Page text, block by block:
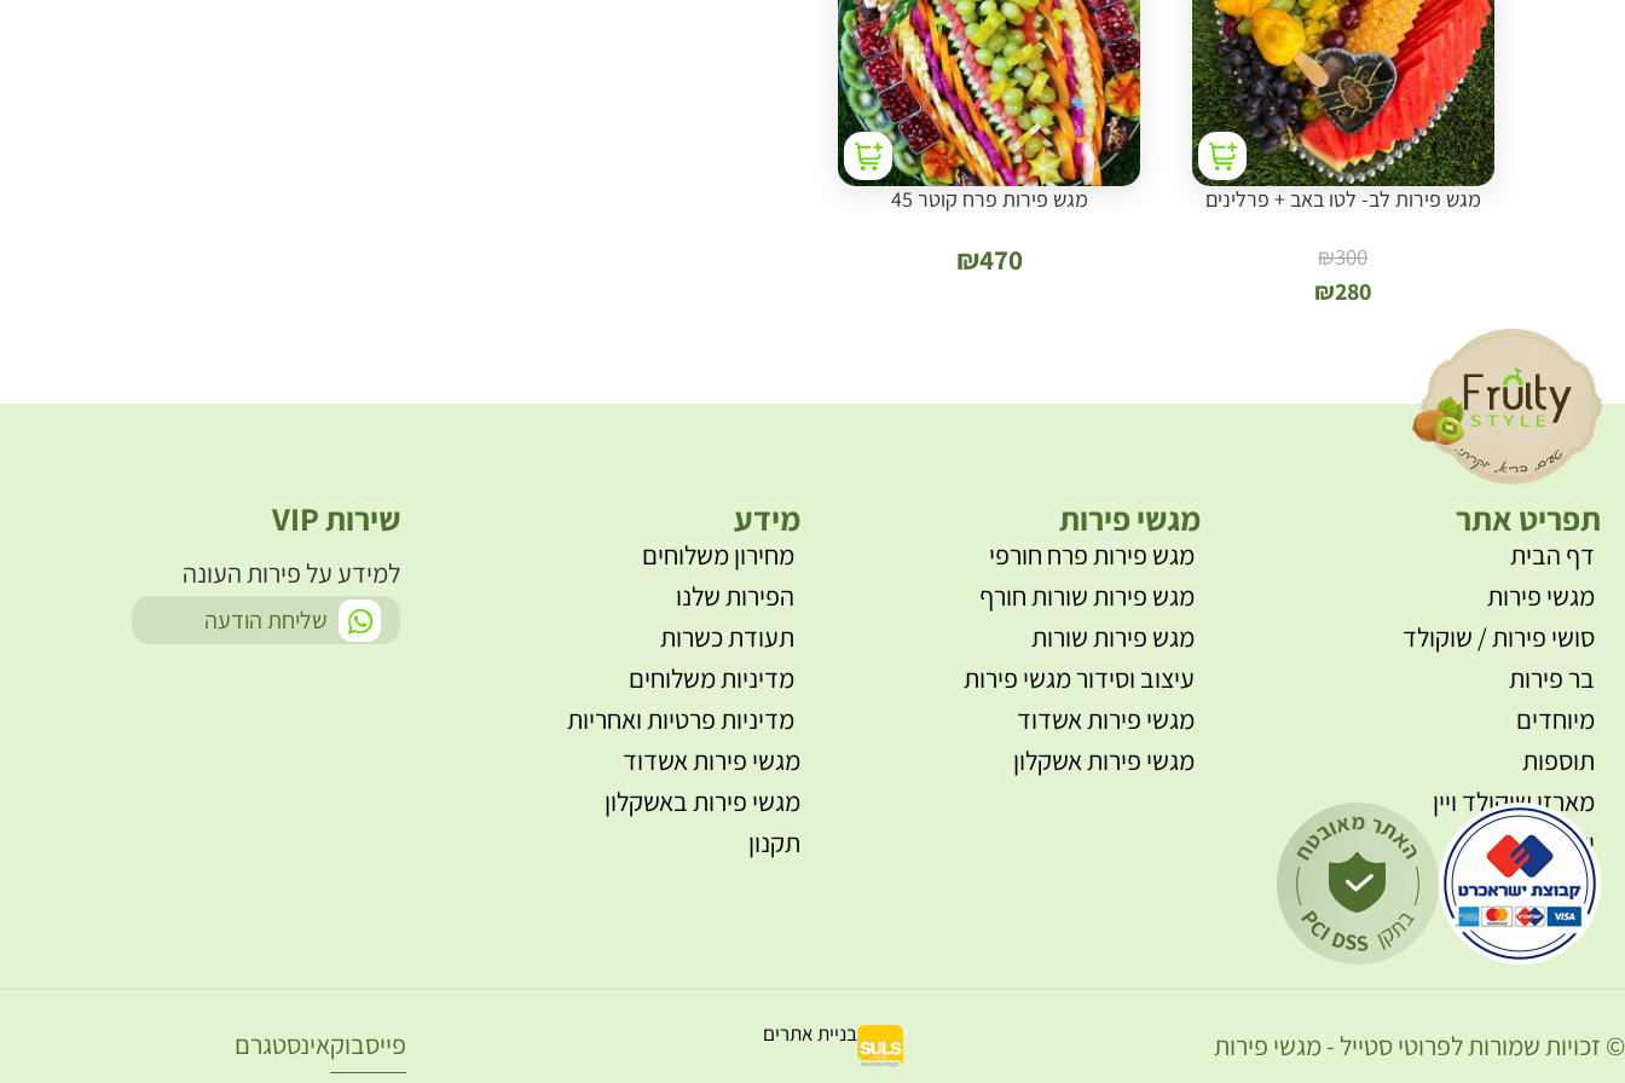
מגש פירות לב- לטו באב + פרלינים
₪300
₪280
מגש פירות פרח קוטר 45
₪470
תפריט אתר
דף הבית
מגשי פירות
סושי פירות / שוקולד
בר פירות
מיוחדים
תוספות
מארזי שוקולד ויין
יצירת קשר
מגשי פירות
מגש פירות פרח חורפי
מגש פירות שורות חורף
מגש פירות שורות
עיצוב וסידור מגשי פירות
מגשי פירות אשדוד
מגשי פירות אשקלון
מידע
מחירון משלוחים
הפירות שלנו
תעודת כשרות
מדיניות משלוחים
מדיניות פרטיות ואחריות
מגשי פירות אשדוד
מגשי פירות באשקלון
תקנון
שירות VIP
למידע על פירות העונה
שליחת הודעה -
© זכויות שמורות לפרוטי סטייל - מגשי פירות בניית אתרים פייסבוקאינסטגרם